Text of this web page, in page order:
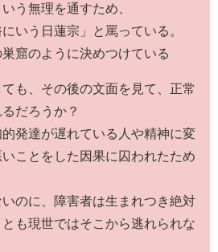
う無理を通すため、
いう日蓮宗」と罵っている。
窟のように決めつけている
も、その後の文面を見て、正常
だろうか？
発達が遅れている人や精神に変
ことをした因果に囚われたため
のに、障害者は生まれつき絶対
も現世ではそこから逃れられな